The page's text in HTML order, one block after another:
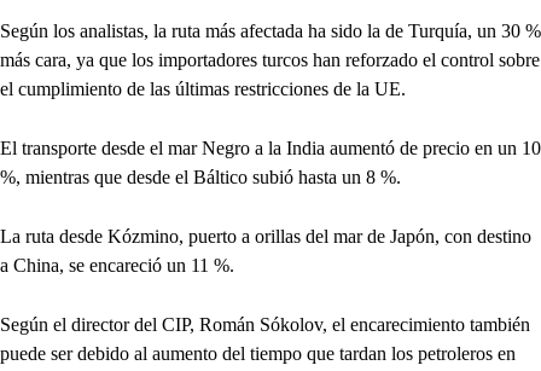
Según los analistas, la ruta más afectada ha sido la de Turquía, un 30 %
más cara, ya que los importadores turcos han reforzado el control sobre
el cumplimiento de las últimas restricciones de la UE.
El transporte desde el mar Negro a la India aumentó de precio en un 10
%, mientras que desde el Báltico subió hasta un 8 %.
La ruta desde Kózmino, puerto a orillas del mar de Japón, con destino
a China, se encareció un 11 %.
Según el director del CIP, Román Sókolov, el encarecimiento también
puede ser debido al aumento del tiempo que tardan los petroleros en